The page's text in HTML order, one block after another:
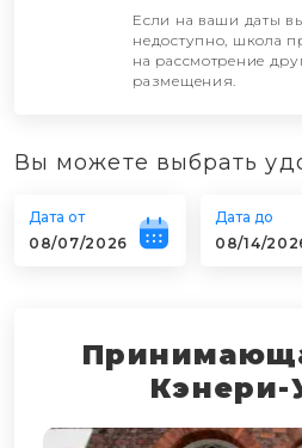
Если на ваши даты
недоступно, школа
на рассмотрение
размещения.
Вы можете выбрать
Дата от Дата до